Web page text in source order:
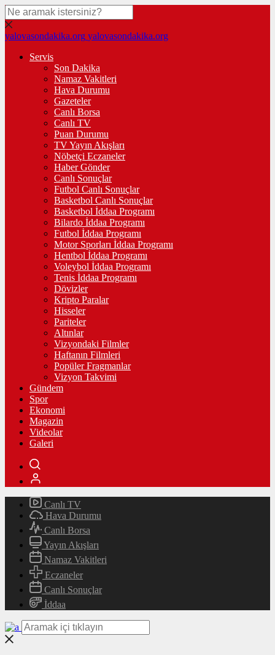
yalovasondakika.org yalovasondakika.org
Servis
Son Dakika
Namaz Vakitleri
Hava Durumu
Gazeteler
Canlı Borsa
Canlı TV
Puan Durumu
TV Yayın Akışları
Nöbetçi Eczaneler
Haber Gönder
Canlı Sonuçlar
Futbol Canlı Sonuçlar
Basketbol Canlı Sonuçlar
Basketbol İddaa Programı
Bilardo İddaa Programı
Futbol İddaa Programı
Motor Sporları İddaa Programı
Hentbol İddaa Programı
Voleybol İddaa Programı
Tenis İddaa Programı
Dövizler
Kripto Paralar
Hisseler
Pariteler
Altınlar
Vizyondaki Filmler
Haftanın Filmleri
Popüler Fragmanlar
Vizyon Takvimi
Gündem
Spor
Ekonomi
Magazin
Videolar
Galeri
Canlı TV
Hava Durumu
Canlı Borsa
Yayın Akışları
Namaz Vakitleri
Eczaneler
Canlı Sonuçlar
İddaa